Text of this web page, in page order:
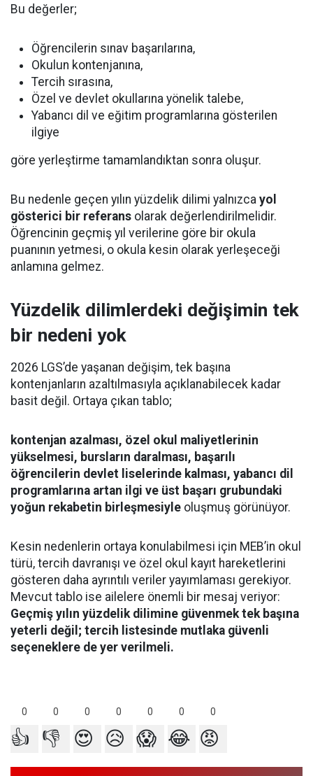
Bu değerler;
Öğrencilerin sınav başarılarına,
Okulun kontenjanına,
Tercih sırasına,
Özel ve devlet okullarına yönelik talebe,
Yabancı dil ve eğitim programlarına gösterilen
ilgiye
göre yerleştirme tamamlandıktan sonra oluşur.
Bu nedenle geçen yılın yüzdelik dilimi yalnızca yol
gösterici bir referans olarak değerlendirilmelidir.
Öğrencinin geçmiş yıl verilerine göre bir okula
puanının yetmesi, o okula kesin olarak yerleşeceği
anlamına gelmez.
Yüzdelik dilimlerdeki değişimin tek
bir nedeni yok
2026 LGS’de yaşanan değişim, tek başına
kontenjanların azaltılmasıyla açıklanabilecek kadar
basit değil. Ortaya çıkan tablo;
kontenjan azalması, özel okul maliyetlerinin
yükselmesi, bursların daralması, başarılı
öğrencilerin devlet liselerinde kalması, yabancı dil
programlarına artan ilgi ve üst başarı grubundaki
yoğun rekabetin birleşmesiyle oluşmuş görünüyor.
Kesin nedenlerin ortaya konulabilmesi için MEB’in okul
türü, tercih davranışı ve özel okul kayıt hareketlerini
gösteren daha ayrıntılı veriler yayımlaması gerekiyor.
Mevcut tablo ise ailelere önemli bir mesaj veriyor:
Geçmiş yılın yüzdelik dilimine güvenmek tek başına
yeterli değil; tercih listesinde mutlaka güvenli
seçeneklere de yer verilmeli.
0 0 0 0 0 0 0
👍 👎 😍 😥 😱 😂 😡